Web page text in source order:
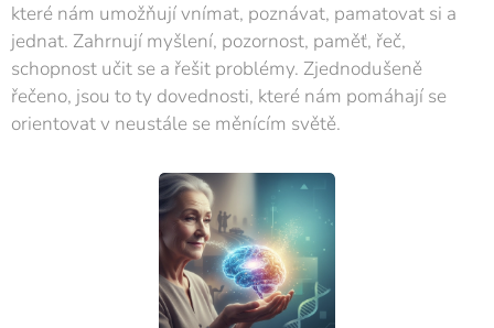
které nám umožňují vnímat, poznávat, pamatovat si a
jednat. Zahrnují myšlení, pozornost, paměť, řeč,
schopnost učit se a řešit problémy. Zjednodušeně
řečeno, jsou to ty dovednosti, které nám pomáhají se
orientovat v neustále se měnícím světě.